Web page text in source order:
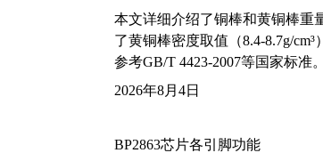
本文详细介绍了铜棒和黄铜棒重
了黄铜棒密度取值（8.4-8.7g/
参考GB/T 4423-2007等国家标准。
2026年8月4日
BP2863芯片各引脚功能